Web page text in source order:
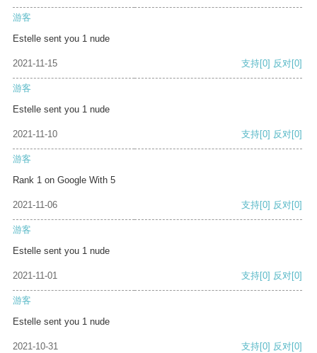
游客
Estelle sent you 1 nude
2021-11-15 支持[0] 反对[0]
游客
Estelle sent you 1 nude
2021-11-10 支持[0] 反对[0]
游客
Rank 1 on Google With 5
2021-11-06 支持[0] 反对[0]
游客
Estelle sent you 1 nude
2021-11-01 支持[0] 反对[0]
游客
Estelle sent you 1 nude
2021-10-31 支持[0] 反对[0]